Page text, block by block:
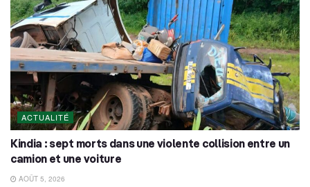
ACTUALITÉ
Kindia : sept morts dans une violente collision entre un
camion et une voiture
AOÛT 5, 2026